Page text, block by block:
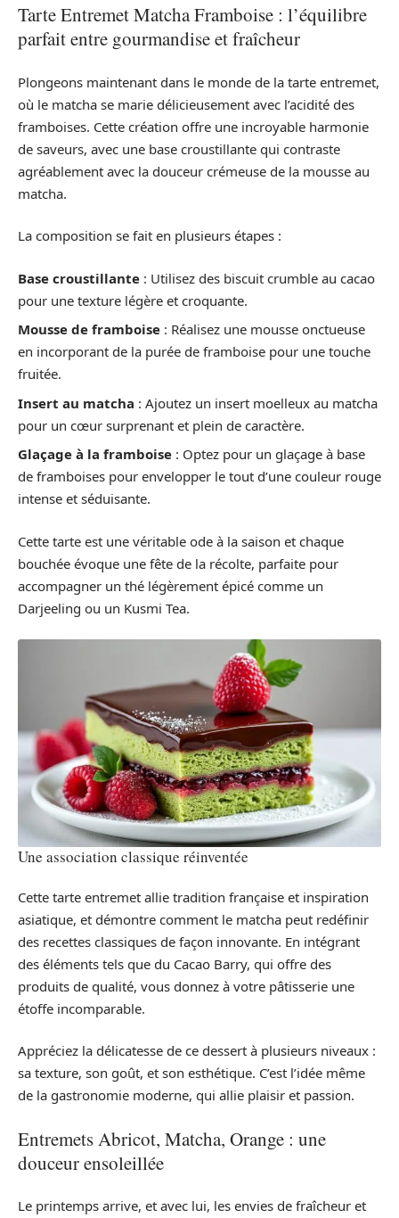
Tarte Entremet Matcha Framboise : l’équilibre
parfait entre gourmandise et fraîcheur
Plongeons maintenant dans le monde de la tarte entremet,
où le matcha se marie délicieusement avec l’acidité des
framboises. Cette création offre une incroyable harmonie
de saveurs, avec une base croustillante qui contraste
agréablement avec la douceur crémeuse de la mousse au
matcha.
La composition se fait en plusieurs étapes :
Base croustillante : Utilisez des biscuit crumble au cacao
pour une texture légère et croquante.
Mousse de framboise : Réalisez une mousse onctueuse
en incorporant de la purée de framboise pour une touche
fruitée.
Insert au matcha : Ajoutez un insert moelleux au matcha
pour un cœur surprenant et plein de caractère.
Glaçage à la framboise : Optez pour un glaçage à base
de framboises pour envelopper le tout d’une couleur rouge
intense et séduisante.
Cette tarte est une véritable ode à la saison et chaque
bouchée évoque une fête de la récolte, parfaite pour
accompagner un thé légèrement épicé comme un
Darjeeling ou un Kusmi Tea.
Une association classique réinventée
Cette tarte entremet allie tradition française et inspiration
asiatique, et démontre comment le matcha peut redéfinir
des recettes classiques de façon innovante. En intégrant
des éléments tels que du Cacao Barry, qui offre des
produits de qualité, vous donnez à votre pâtisserie une
étoffe incomparable.
Appréciez la délicatesse de ce dessert à plusieurs niveaux :
sa texture, son goût, et son esthétique. C’est l’idée même
de la gastronomie moderne, qui allie plaisir et passion.
Entremets Abricot, Matcha, Orange : une
douceur ensoleillée
Le printemps arrive, et avec lui, les envies de fraîcheur et